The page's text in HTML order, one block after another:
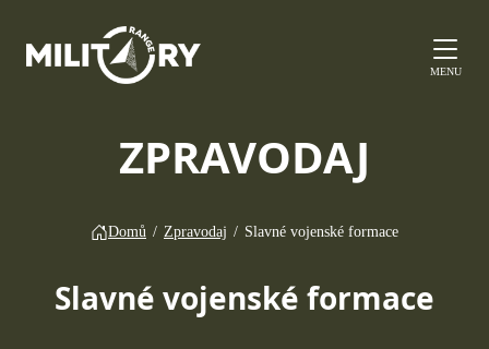
MENU
ZPRAVODAJ
Domů / Zpravodaj / Slavné vojenské formace
Slavné vojenské formace